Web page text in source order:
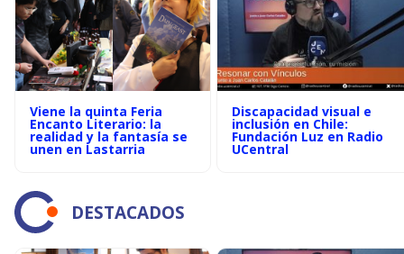
Viene la quinta Feria
Encanto Literario: la
realidad y la fantasía se
unen en Lastarria
Discapacidad visual e
inclusión en Chile:
Fundación Luz en Radio
UCentral
DESTACADOS